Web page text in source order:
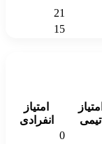
21
15
امتیاز
تیمی
امتیاز
انفرادی
0